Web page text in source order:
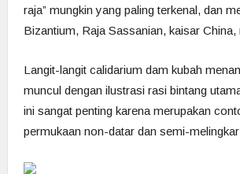
raja” mungkin yang paling terkenal, dan
Bizantium, Raja Sassanian, kaisar
Langit-langit calidarium dam kubah
muncul dengan ilustrasi rasi bintang
ini sangat penting karena merupakan
permukaan non-datar dan semi-melingkar